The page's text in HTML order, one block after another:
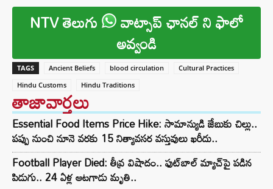
NTV తెలుగు వాట్సాప్ ఛానల్ ని ఫాలో
అవ్వండి
TAGS Ancient Beliefs blood circulation
Cultural Practices
Hindu Customs
Hindu Traditions
తాజావార్తలు
Essential Food Items Price Hike: సామాన్యుడి జేబుకు చిల్లు..
పప్పు నుంచి నూనె వరకు 15 నిత్యావసర వస్తువులు ఖరీదు..
Football Player Died: తీవ్ర విషాదం.. ఫుట్‌బాల్ మ్యాచ్‌పై పడిన
పిడుగు.. 24 ఏళ్ల ఆటగాడు మృతి..